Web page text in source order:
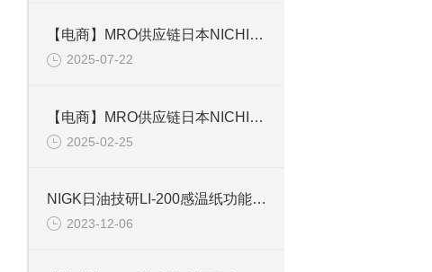
【电商】MRO供应链日本NICHIGI日油技研 温度标签 LI-200
2025-07-22
【电商】MRO供应链日本NICHIGI日油技研温度测试纸 LI-200工业用纸
2025-02-25
NIGK日油技研LI-200感温纸功能说明
2023-12-06